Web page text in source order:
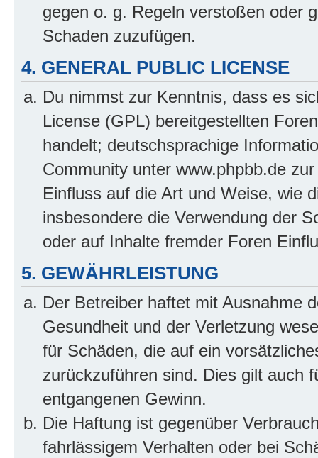
gegen o. g. Regeln verstoßen oder
Schaden zuzufügen.
4. GENERAL PUBLIC LICENSE
Du nimmst zur Kenntnis, dass es
License (GPL) bereitgestellten
handelt; deutschsprachige
Community unter www.phpbb.de
Einfluss auf die Art und Weise, wie
insbesondere die Verwendung der
oder auf Inhalte fremder Foren
5. GEWÄHRLEISTUNG
Der Betreiber haftet mit Ausnahme
Gesundheit und der Verletzung
für Schäden, die auf ein
zurückzuführen sind. Dies gilt auch
entgangenen Gewinn.
Die Haftung ist gegenüber
fahrlässigem Verhalten oder bei